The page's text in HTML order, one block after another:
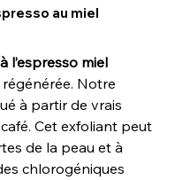
au miel
l’espresso miel
Notre
à partir de vrais
Cet exfoliant peut
de la peau et à
chlorogéniques